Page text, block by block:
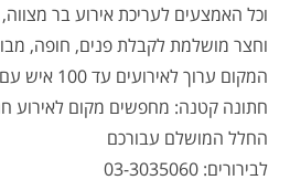
וכל האמצעים לעריכת אירוע בר
וחצר מושלמת לקבלת פנים, חופה,
המקום ערוך לאירועים עד 100 איש עם חניה בסמוך
חתונה קטנה: מחפשים מקום לאירוע
החלל המושלם עבורכם
לבירורים: 03-3035060